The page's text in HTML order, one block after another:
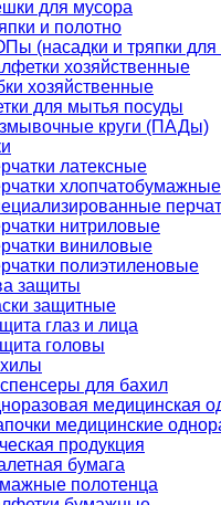
для мусора
и полотно
(насадки и тряпки
хозяйственные
хозяйственные
для мытья посуды
круги (ПАДы)
латексные
хлопчатобумажные
нитриловые
виниловые
полиэтиленовые
защиты
защитные
глаз и лица
головы
для бахил
медицинская
медицинские
продукция
бумага
полотенца